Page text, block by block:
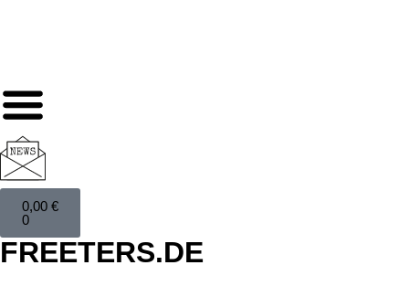
0,00 €
0
FREETERS.DE